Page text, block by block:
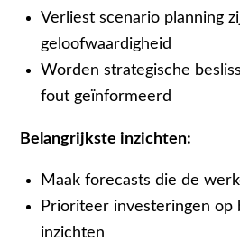
Verliest scenario planning
geloofwaardigheid
Worden strategische
fout geïnformeerd
Belangrijkste inzichten:
Maak forecasts die de
Prioriteer investeringen op
inzichten